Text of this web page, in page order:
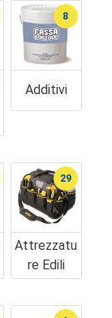
Additivi
8
Attrezzatu
Re Edili
29